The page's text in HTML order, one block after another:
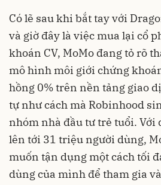
Có lẽ sau khi bắt tay với
và giờ đây là việc mua lại cổ
khoán CV, MoMo đang tỏ rõ
mô hình môi giới chứng
hồng 0% trên nền tảng giao
tự như cách mà Robinhood
nhóm nhà đầu tư trẻ tuổi. Với
lên tới 31 triệu người dùng,
muốn tận dụng một cách tối
dùng của mình để tham gia